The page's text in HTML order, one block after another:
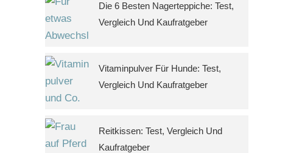
Die 6 Besten Nagerteppiche: Test,
Vergleich Und Kaufratgeber
Vitaminpulver Für Hunde: Test,
Vergleich Und Kaufratgeber
Reitkissen: Test, Vergleich Und
Kaufratgeber